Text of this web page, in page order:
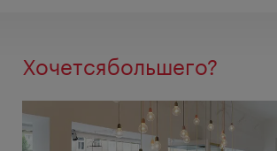
Хочетсябольшего?